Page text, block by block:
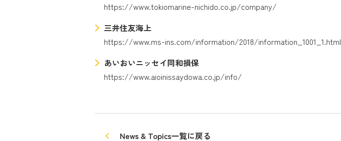
https://www.tokiomarine-nichido.co.jp/company/
三井住友海上
https://www.ms-ins.com/information/2018/information_1001_1.html
あいおいニッセイ同和損保
https://www.aioinissaydowa.co.jp/info/
News & Topics一覧に戻る